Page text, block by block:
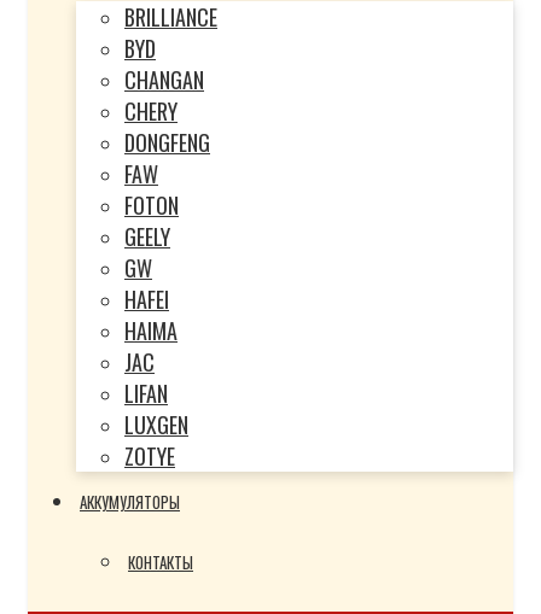
BRILLIANCE
BYD
CHANGAN
CHERY
DONGFENG
FAW
FOTON
GEELY
GW
HAFEI
HAIMA
JAC
LIFAN
LUXGEN
ZOTYE
АККУМУЛЯТОРЫ
КОНТАКТЫ